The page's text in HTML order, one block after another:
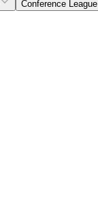
Conference League